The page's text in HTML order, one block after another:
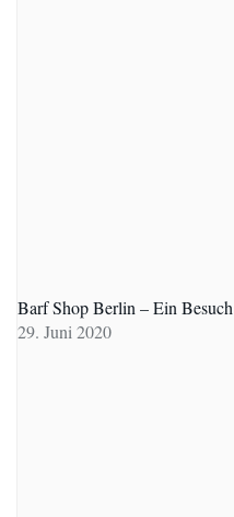
Barf Shop Berlin – Ein Besuch
29. Juni 2020